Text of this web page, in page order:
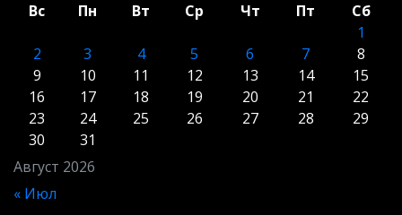
Август 2026
Вс Пн Вт Ср Чт Пт
Сб
1
2
3 4 5 6 7
8
9
10 11 12 13 14
15
16
17 18 19 20 21
22
23
24 25 26 27 28
29
30
31
« Июл